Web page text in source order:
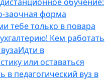
заочная форма
тебе только в повара
Кем работать
Идти в
или оставаться
в педагогический вуз в